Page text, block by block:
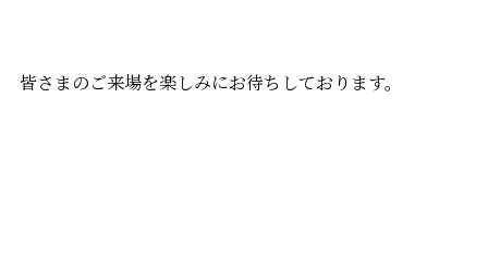
皆さまのご来場を楽しみにお待ちしております。